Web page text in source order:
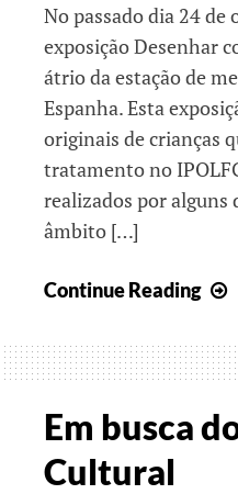
No passado dia 24
exposição Desenhar
átrio da estação de
Espanha. Esta
originais de crianças
tratamento no
realizados por alguns
âmbito […]
Continue Reading
Em busca
Cultural